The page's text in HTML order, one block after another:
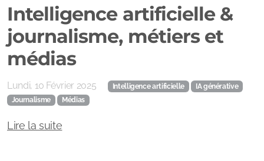
Intelligence artificielle &
journalisme, métiers et
médias
Lundi, 10 Février 2025 Intelligence artificielle
IA générative
Journalisme
Médias
Lire la suite